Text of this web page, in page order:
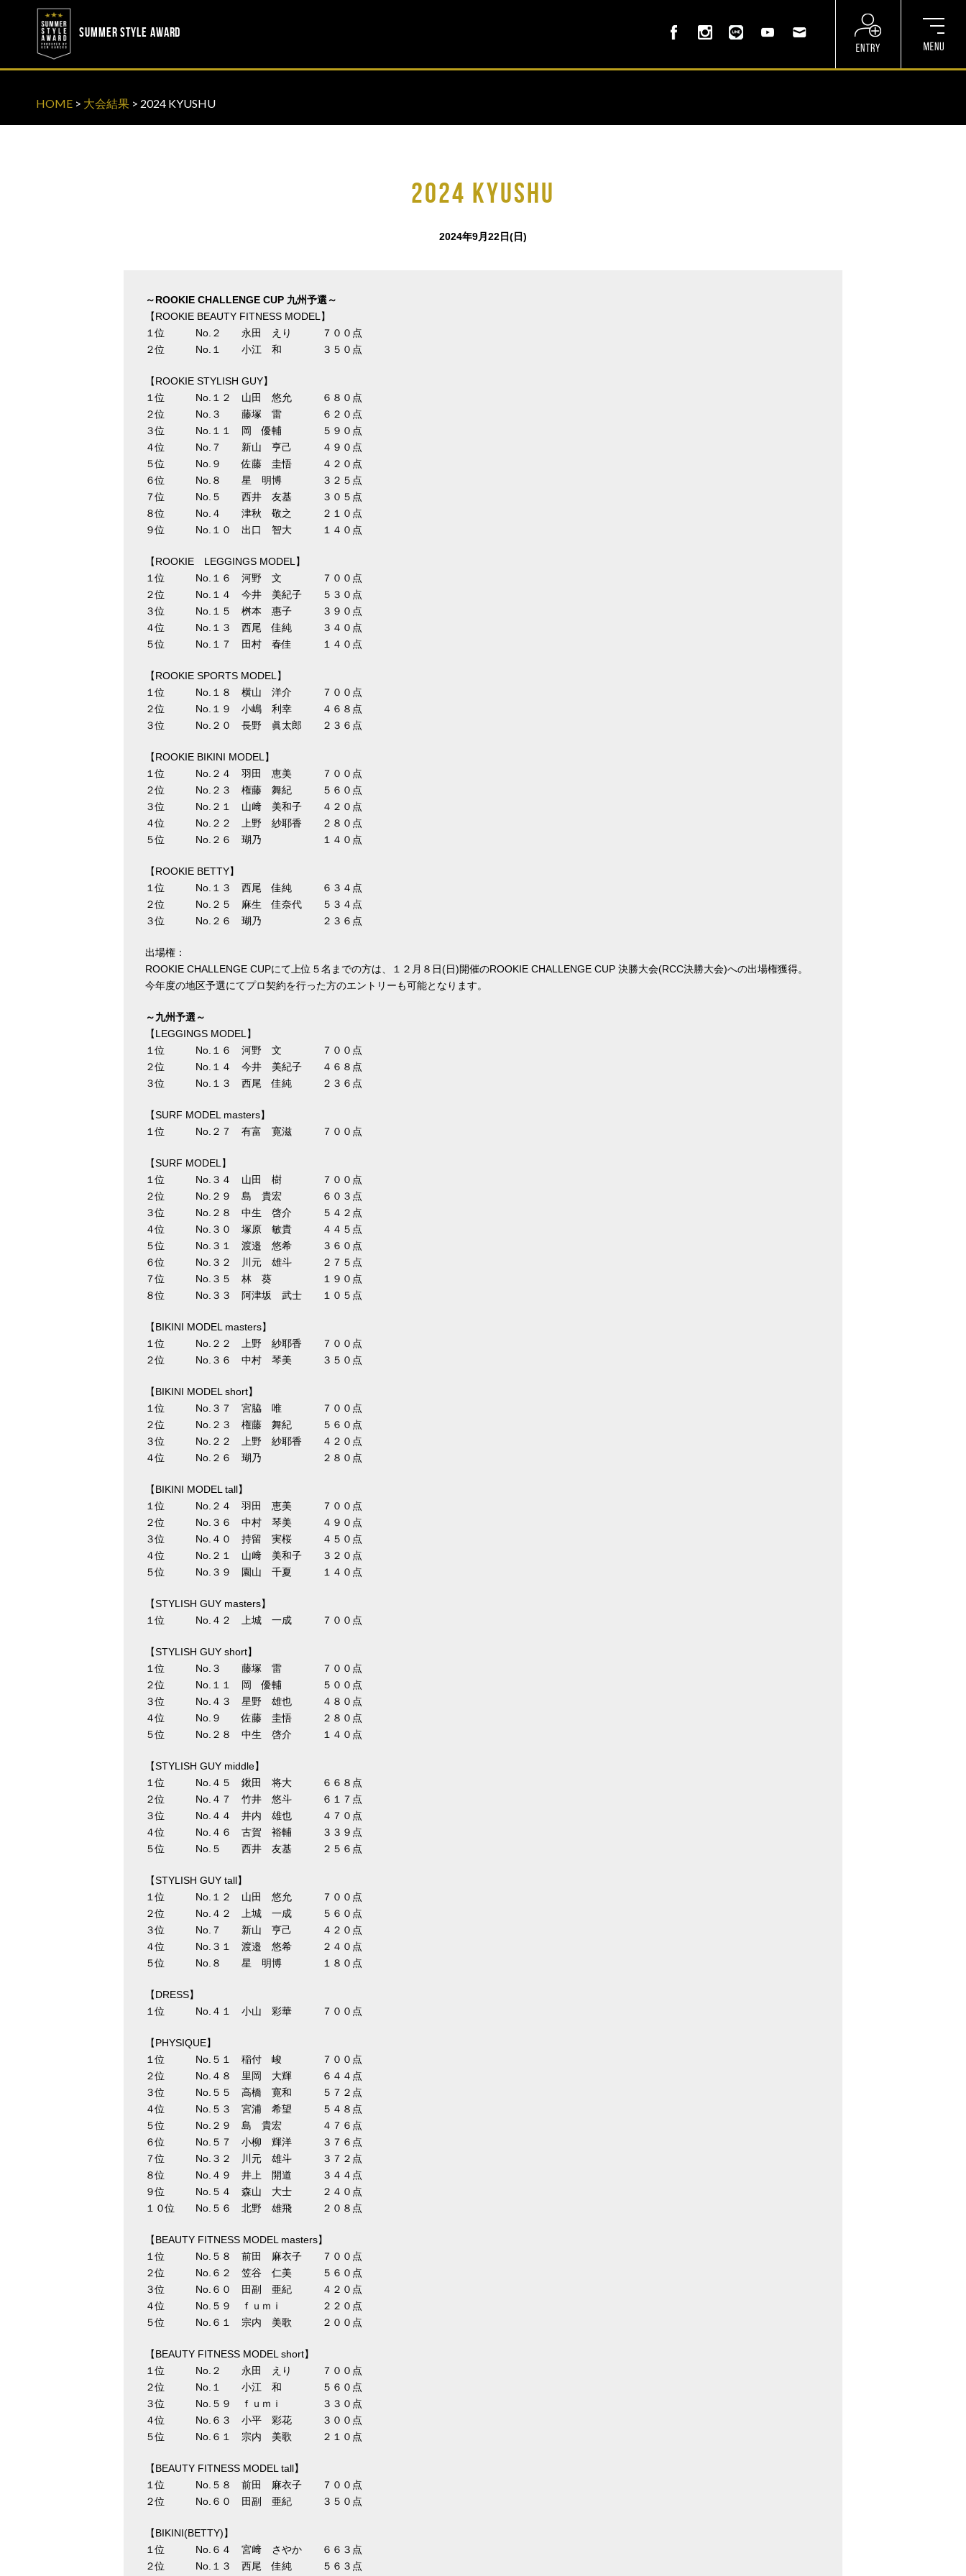
SUMMER STYLE AWARD
HOME > 大会結果 > 2024 KYUSHU
2024 KYUSHU
2024年9月22日(日)
～ROOKIE CHALLENGE CUP 九州予選～
【ROOKIE BEAUTY FITNESS MODEL】
１位 No.２ 永田 えり ７００点
２位 No.１ 小江 和 ３５０点
【ROOKIE STYLISH GUY】
１位 No.１２ 山田 悠允 ６８０点
２位 No.３ 藤塚 雷 ６２０点
３位 No.１１ 岡 優輔 ５９０点
４位 No.７ 新山 亨己 ４９０点
５位 No.９ 佐藤 圭悟 ４２０点
６位 No.８ 星 明博 ３２５点
７位 No.５ 西井 友基 ３０５点
８位 No.４ 津秋 敬之 ２１０点
９位 No.１０ 出口 智大 １４０点
【ROOKIE LEGGINGS MODEL】
１位 No.１６ 河野 文 ７００点
２位 No.１４ 今井 美紀子 ５３０点
３位 No.１５ 桝本 惠子 ３９０点
４位 No.１３ 西尾 佳純 ３４０点
５位 No.１７ 田村 春佳 １４０点
【ROOKIE SPORTS MODEL】
１位 No.１８ 横山 洋介 ７００点
２位 No.１９ 小嶋 利幸 ４６８点
３位 No.２０ 長野 眞太郎 ２３６点
【ROOKIE BIKINI MODEL】
１位 No.２４ 羽田 恵美 ７００点
２位 No.２３ 権藤 舞紀 ５６０点
３位 No.２１ 山﨑 美和子 ４２０点
４位 No.２２ 上野 紗耶香 ２８０点
５位 No.２６ 瑚乃 １４０点
【ROOKIE BETTY】
１位 No.１３ 西尾 佳純 ６３４点
２位 No.２５ 麻生 佳奈代 ５３４点
３位 No.２６ 瑚乃 ２３６点
出場権：
ROOKIE CHALLENGE CUPにて上位５名までの方は、１２月８日(日)開催のROOKIE CHALLENGE CUP 決勝大会(RCC決勝大会)への出場権獲得。
今年度の地区予選にてプロ契約を行った方のエントリーも可能となります。
～九州予選～
【LEGGINGS MODEL】
１位 No.１６ 河野 文 ７００点
２位 No.１４ 今井 美紀子 ４６８点
３位 No.１３ 西尾 佳純 ２３６点
【SURF MODEL masters】
１位 No.２７ 有富 寛滋 ７００点
【SURF MODEL】
１位 No.３４ 山田 樹 ７００点
２位 No.２９ 島 貴宏 ６０３点
３位 No.２８ 中生 啓介 ５４２点
４位 No.３０ 塚原 敏貴 ４４５点
５位 No.３１ 渡邉 悠希 ３６０点
６位 No.３２ 川元 雄斗 ２７５点
７位 No.３５ 林 葵 １９０点
８位 No.３３ 阿津坂 武士 １０５点
【BIKINI MODEL masters】
１位 No.２２ 上野 紗耶香 ７００点
２位 No.３６ 中村 琴美 ３５０点
【BIKINI MODEL short】
１位 No.３７ 宮脇 唯 ７００点
２位 No.２３ 権藤 舞紀 ５６０点
３位 No.２２ 上野 紗耶香 ４２０点
４位 No.２６ 瑚乃 ２８０点
【BIKINI MODEL tall】
１位 No.２４ 羽田 恵美 ７００点
２位 No.３６ 中村 琴美 ４９０点
３位 No.４０ 持留 実桜 ４５０点
４位 No.２１ 山﨑 美和子 ３２０点
５位 No.３９ 園山 千夏 １４０点
【STYLISH GUY masters】
１位 No.４２ 上城 一成 ７００点
【STYLISH GUY short】
１位 No.３ 藤塚 雷 ７００点
２位 No.１１ 岡 優輔 ５００点
３位 No.４３ 星野 雄也 ４８０点
４位 No.９ 佐藤 圭悟 ２８０点
５位 No.２８ 中生 啓介 １４０点
【STYLISH GUY middle】
１位 No.４５ 鍬田 将大 ６６８点
２位 No.４７ 竹井 悠斗 ６１７点
３位 No.４４ 井内 雄也 ４７０点
４位 No.４６ 古賀 裕輔 ３３９点
５位 No.５ 西井 友基 ２５６点
【STYLISH GUY tall】
１位 No.１２ 山田 悠允 ７００点
２位 No.４２ 上城 一成 ５６０点
３位 No.７ 新山 亨己 ４２０点
４位 No.３１ 渡邉 悠希 ２４０点
５位 No.８ 星 明博 １８０点
【DRESS】
１位 No.４１ 小山 彩華 ７００点
【PHYSIQUE】
１位 No.５１ 稲付 峻 ７００点
２位 No.４８ 里岡 大輝 ６４４点
３位 No.５５ 高橋 寛和 ５７２点
４位 No.５３ 宮浦 希望 ５４８点
５位 No.２９ 島 貴宏 ４７６点
６位 No.５７ 小柳 輝洋 ３７６点
７位 No.３２ 川元 雄斗 ３７２点
８位 No.４９ 井上 開道 ３４４点
９位 No.５４ 森山 大士 ２４０点
１０位 No.５６ 北野 雄飛 ２０８点
【BEAUTY FITNESS MODEL masters】
１位 No.５８ 前田 麻衣子 ７００点
２位 No.６２ 笠谷 仁美 ５６０点
３位 No.６０ 田副 亜紀 ４２０点
４位 No.５９ ｆｕｍｉ ２２０点
５位 No.６１ 宗内 美歌 ２００点
【BEAUTY FITNESS MODEL short】
１位 No.２ 永田 えり ７００点
２位 No.１ 小江 和 ５６０点
３位 No.５９ ｆｕｍｉ ３３０点
４位 No.６３ 小平 彩花 ３００点
５位 No.６１ 宗内 美歌 ２１０点
【BEAUTY FITNESS MODEL tall】
１位 No.５８ 前田 麻衣子 ７００点
２位 No.６０ 田副 亜紀 ３５０点
【BIKINI(BETTY)】
１位 No.６４ 宮﨑 さやか ６６３点
２位 No.１３ 西尾 佳純 ５６３点